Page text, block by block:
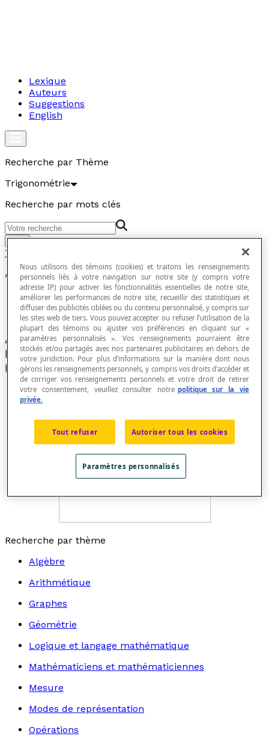
Lexique
Auteurs
Suggestions
English
Recherche par Thème
Trigonométrie
Recherche par mots clés
Aller
Trigonométrie
Angle de dépression
Angle formé par la ligne de visée et la direction
horizontale en un point d'observation lorsque
l'objet observé est plus bas que l'observateur.
Recherche par thème
Algèbre
Arithmétique
Graphes
Géométrie
Logique et langage mathématique
Mathématiciens et mathématiciennes
Mesure
Modes de représentation
Opérations
Nous utilisons des témoins (cookies) et traitons les renseignements
personnels liés à votre navigation sur notre site (y compris votre
adresse IP) pour activer les fonctionnalités essentielles de notre site,
améliorer les performances de notre site, recueillir des statistiques et
diffuser des publicités ciblées ou du contenu personnalisé, y compris sur
les sites web de tiers. Vous pouvez accepter ou refuser l’utilisation de la
plupart des témoins ou ajuster vos préférences en cliquant sur «
paramètres personnalisés ». Vos renseignements pourraient être
stockés et/ou partagés avec nos partenaires publicitaires en dehors de
votre juridiction. Pour plus d’informations sur la manière dont nous
gérons les renseignements personnels, y compris vos droits d’accéder et
de corriger vos renseignements personnels et votre droit de retirer
votre consentement, veuillez consulter notre politique sur la vie
privée.
Tout refuser Autoriser tous les cookies
Paramètres personnalisés